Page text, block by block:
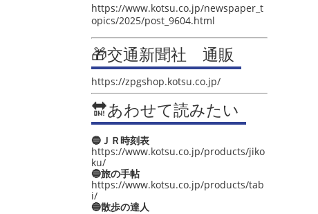
https://www.kotsu.co.jp/newspaper_t
opics/2025/post_9604.html
🎁交通新聞社 通販
https://zpgshop.kotsu.co.jp/
🔛あわせて読みたい
🔵ＪＲ時刻表
https://www.kotsu.co.jp/products/jiko
ku/
🔵旅の手帖
https://www.kotsu.co.jp/products/tab
i/
🔵散歩の達人